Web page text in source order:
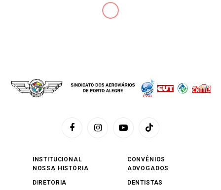
FacebookInstagramYouTubeTikTok
INSTITUCIONAL
NOSSA HISTÓRIA
DIRETORIA
CONVÊNIOS
ADVOGADOS
DENTISTAS